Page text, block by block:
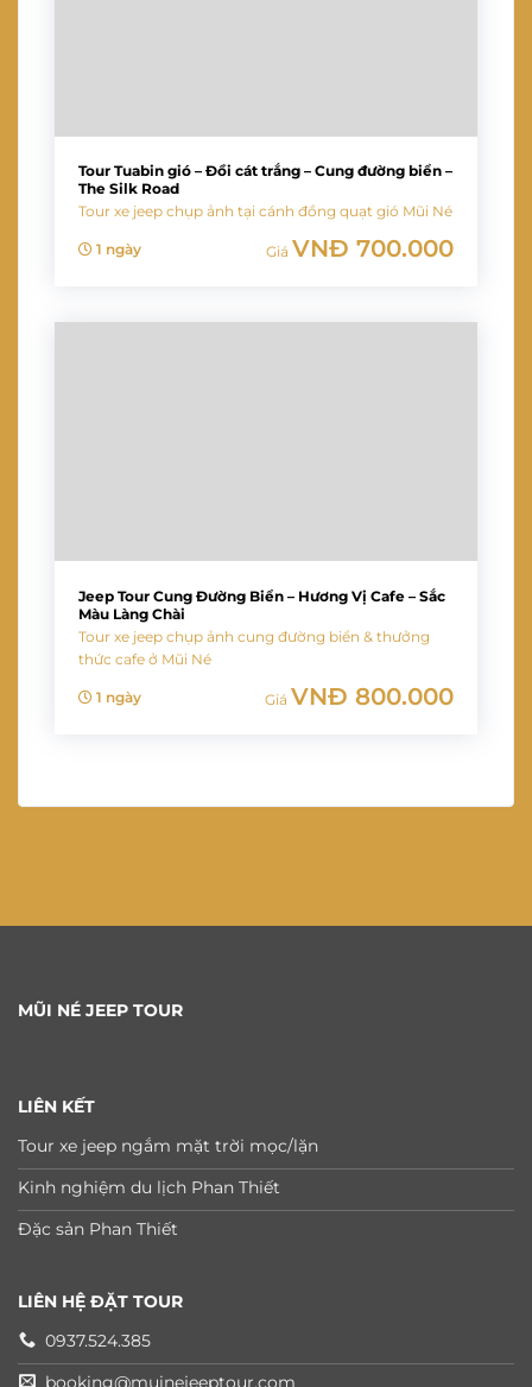
Tour Tuabin gió – Đồi cát trắng – Cung đường biển –
The Silk Road
Tour xe jeep chụp ảnh tại cánh đồng quạt gió Mũi Né
1 ngày Giá VNĐ 700.000
Jeep Tour Cung Đường Biển – Hương Vị Cafe – Sắc
Màu Làng Chài
Tour xe jeep chụp ảnh cung đường biển & thưởng
thức cafe ở Mũi Né
1 ngày Giá VNĐ 800.000
MŨI NÉ JEEP TOUR
LIÊN KẾT
Tour xe jeep ngắm mặt trời mọc/lặn
Kinh nghiệm du lịch Phan Thiết
Đặc sản Phan Thiết
LIÊN HỆ ĐẶT TOUR
0937.524.385
booking@muinejeeptour.com